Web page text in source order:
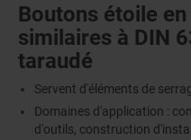
Boutons étoile
similaires à DIN
taraudé
Servent d'éléments de
Domaines d'application :
d'outils, construction